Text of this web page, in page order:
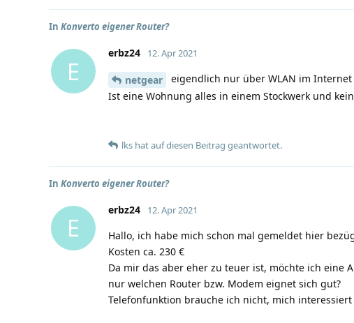
In Konverto eigener Router?
E
erbz24 12. Apr 2021
netgear
eigendlich nur über WLAN im
Ist eine Wohnung alles in einem Stockwerk und
lks hatauf diesen Beitrag geantwortet.
In Konverto eigener Router?
E
erbz24 12. Apr 2021
Hallo, ich habe mich schon mal gemeldet hier
Kosten ca. 230 €
Da mir das aber eher zu teuer ist, möchte ich eine
nur welchen Router bzw. Modem eignet sich gut?
Telefonfunktion brauche ich nicht, mich